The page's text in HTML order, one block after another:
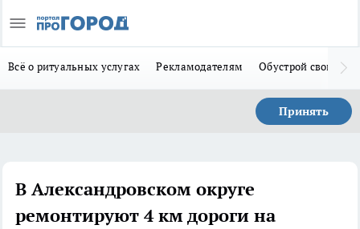
Всё о ритуальных услугах Рекламодателям Обустрой свой дом
Принять
В Александровском округе
ремонтируют 4 км дороги на